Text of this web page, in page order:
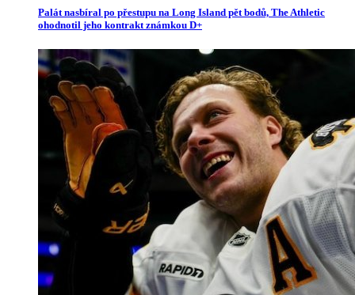
Palát nasbíral po přestupu na Long Island pět bodů, The Athletic
ohodnotil jeho kontrakt známkou D+